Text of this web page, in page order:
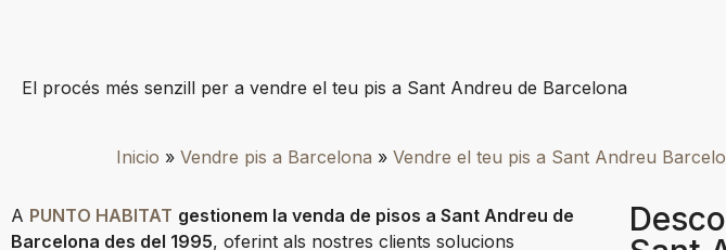
El procés més senzill per a vendre el teu pis a Sant Andreu de Barcelona
Inicio » Vendre pis a Barcelona » Vendre el teu pis a Sant Andreu
A PUNTO HABITAT gestionem la venda de pisos a Sant Andreu de
Barcelona des del 1995, oferint als nostres clients solucions